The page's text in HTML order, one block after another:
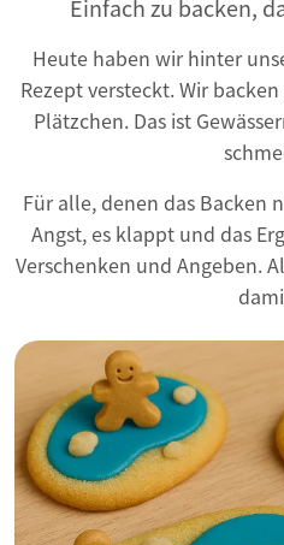
Einfach zu backen,
Heute haben wir hinter
Rezept versteckt. Wir
Plätzchen. Das ist
Für alle, denen das Backen
Angst, es klappt und das
Verschenken und Angeben.